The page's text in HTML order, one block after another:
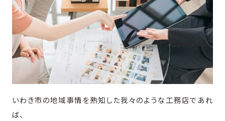
いわき市の地域事情を熟知した我々のような工務店であれ
ば、